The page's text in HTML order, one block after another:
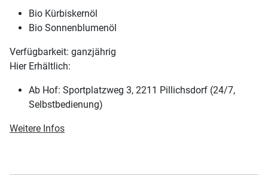
Bio Kürbiskernöl
Bio Sonnenblumenöl
Verfügbarkeit: ganzjährig
Hier Erhältlich:
Ab Hof: Sportplatzweg 3, 2211 Pillichsdorf (24/7,
Selbstbedienung)
Weitere Infos